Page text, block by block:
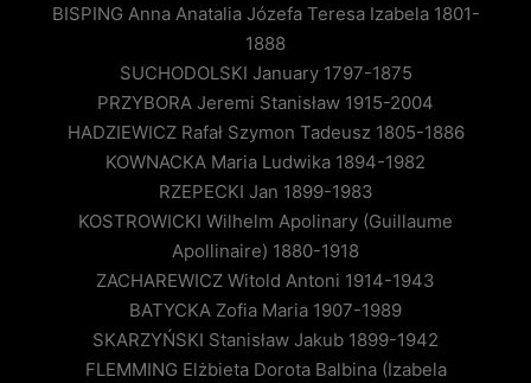
BISPING Anna Anatalia Józefa Teresa Izabela 1801-
1888
SUCHODOLSKI January 1797-1875
PRZYBORA Jeremi Stanisław 1915-2004
HADZIEWICZ Rafał Szymon Tadeusz 1805-1886
KOWNACKA Maria Ludwika 1894-1982
RZEPECKI Jan 1899-1983
KOSTROWICKI Wilhelm Apolinary (Guillaume
Apollinaire) 1880-1918
ZACHAREWICZ Witold Antoni 1914-1943
BATYCKA Zofia Maria 1907-1989
SKARZYŃSKI Stanisław Jakub 1899-1942
FLEMMING Elżbieta Dorota Balbina (Izabela